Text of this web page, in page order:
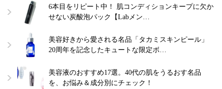
6本目をリピート中！ 肌コンディションキープに欠か
せない炭酸泡パック【Labメン…
美容好きから愛される名品「タカミスキンピール」
20周年を記念したキュートな限定ボ…
美容液のおすすめ17選。40代の肌をうるおす名品
を、お悩み＆成分別にチェック！